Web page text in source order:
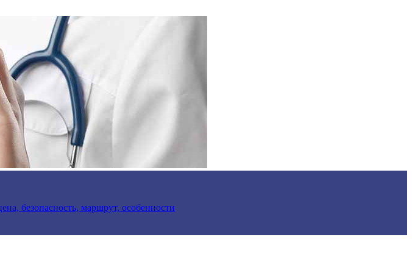
безопасность, маршрут, особенности